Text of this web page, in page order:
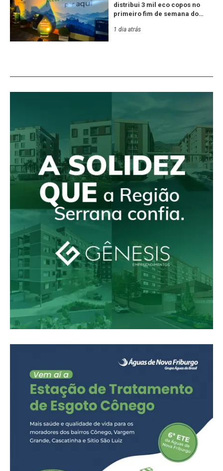
distribui 3 mil eco copos no
primeiro fim de semana do
1 dia atrás